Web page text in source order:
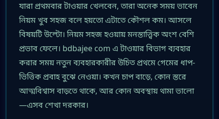
যারা প্রথমবার টাওয়ার খেলবেন, তারা অনেক সময় ভাবেন
নিয়ম খুব সহজ বলে হয়তো এটাতে কৌশল কম। আসলে
বিষয়টি উল্টো। নিয়ম সহজ হওয়ায় মনস্তাত্ত্বিক অংশ বেশি
প্রভাব ফেলে। bdbajee com এ টাওয়ার বিভাগ ব্যবহার
করার সময় নতুন ব্যবহারকারীর উচিত প্রথমে গেমের ধাপ-
ভিত্তিক প্রবাহ বুঝে নেওয়া। কখন চাপ বাড়ে, কোন স্তরে
আত্মবিশ্বাস বাড়তে থাকে, আর কোন অবস্থায় থামা ভালো
—এসব শেখা দরকার।